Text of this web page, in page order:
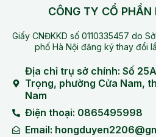
CÔNG TY CỔ PHẦN
Giấy CNĐKKD số 0110335457 do
phố Hà Nội đăng ký thay đổi
Địa chỉ trụ sở chính: Số
Trọng, phường Cửa Nam,
Nam
Điện thoại: 0865495998
Email: